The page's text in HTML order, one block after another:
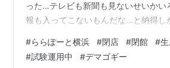
った…テレビも新聞も見ないせいかい
報も入ってこないもんだな…と納得し
たばかりじゃん！ もし閉店が本当なら
目にしないワケがない。 さらに読み
#ららぽーと横浜 #閉店 #閉館 #
#試験運用中 #デマゴギー